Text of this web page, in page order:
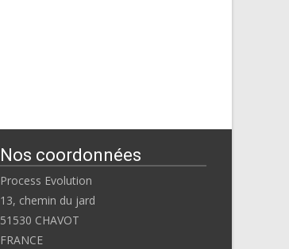
Nos coordonnées
Process Evolution
13, chemin du jard
51530 CHAVOT
FRANCE